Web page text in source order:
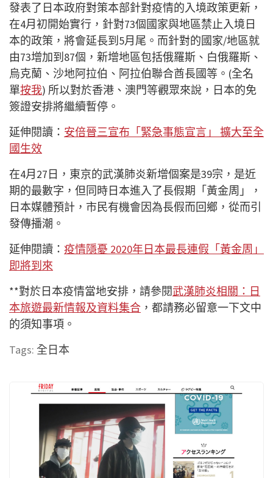
發表了日本政府對策本部針對疫情的入境政策更新，
在4月初開始實行，針對73個國家與地區禁止入境日
本的政策，將會延長到5月尾。而針對的國家/地區就
由73增加到87個，新增地區包括俄羅斯、白俄羅斯、
烏克蘭、沙地阿拉伯、阿拉伯聯合酋長國等。(全名
單按我) 所以對於香港、澳門等觀眾來說，日本的免
簽證安排將繼續暫停。
延伸閱讀： 安倍晉三宣布「緊急事態宣言」 擴大至全
國生效
在4月27日，東京的武漢肺炎新增個案是39宗，是近
期的最數字，但同時日本進入了長假期「黃金周」，
日本媒體預計，市民有機會因為長假而回鄉，從而引
發傳播潮。
延伸閱讀： 疫情隱憂 2020年日本最長連假「黃金周」
即將到來
**對於日本疫情當地安排，請參閱武漢肺炎相關：日
本旅遊最新情報及資料集合 ，都請務必留意一下文中
的須知事項。
Tags: 全日本